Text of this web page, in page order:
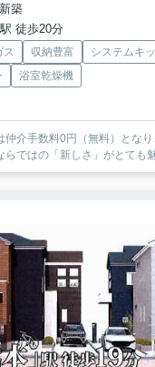
築
徒歩20分
ス 収納豊富
システムキ
浴室乾燥機
仲介手数料0円（無料）とな
らではの「新しさ」がとても